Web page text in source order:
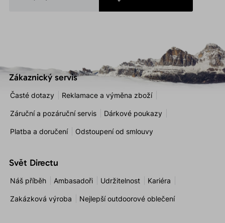
Zákaznický servis
Časté dotazy Reklamace a výměna zboží
Záruční a pozáruční servis Dárkové poukazy
Platba a doručení Odstoupení od smlouvy
Svět Directu
Náš příběh Ambasadoři Udržitelnost Kariéra
Zakázková výroba Nejlepší outdoorové oblečení